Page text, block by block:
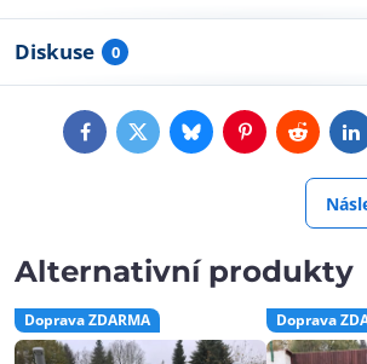
Diskuse 0
FacebookTwitterBlueskyPinterestReddit
Alternativní produkty
Doprava ZDARMA Doprava